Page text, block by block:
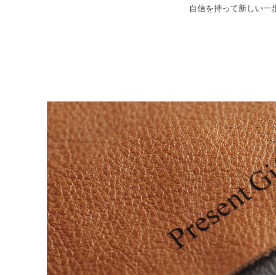
自信を持って新しい一